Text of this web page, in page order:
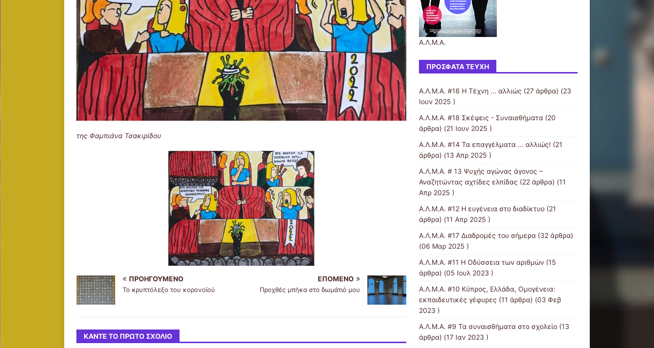
της Φαμπιάνα Τσακιρίδου
ΠΡΟΗΓΟΎΜΕΝΟ
Το κρυπτόλεξο του κορονοϊού
ΕΠΌΜΕΝΟ
Προχθές μπήκα στο δωμάτιό μου
ΚΆΝΤΕ ΤΟ ΠΡΏΤΟ ΣΧΌΛΙΟ
Α.Λ.Μ.Α.
ΠΡΌΣΦΑΤΑ ΤΕΎΧΗ
Α.Λ.Μ.Α. #16 Η Τέχνη ... αλλιώς (27 άρθρα) (23
Ιουν 2025 )
Α.Λ.Μ.Α. #18 Σκέψεις - Συναισθήματα (20
άρθρα) (21 Ιουν 2025 )
Α.Λ.Μ.Α. #14 Τα επαγγέλματα ... αλλιώς! (21
άρθρα) (13 Απρ 2025 )
Α.Λ.Μ.Α. # 13 Ψυχής αγώνας άγονος –
Αναζητώντας αχτίδες ελπίδας (22 άρθρα) (11
Απρ 2025 )
Α.Λ.Μ.Α. #12 Η ευγένεια στο διαδίκτυο(21
άρθρα) (11 Απρ 2025 )
Α.Λ.Μ.Α. #17 Διαδρομές του σήμερα (32 άρθρα)
(06 Μαρ 2025 )
Α.Λ.Μ.Α. #11 Η Οδύσσεια των αριθμών(15
άρθρα) (05 Ιουλ 2023 )
Α.Λ.Μ.Α. #10 Κύπρος, Ελλάδα, Ομογένεια:
εκπαιδευτικές γέφυρες (11 άρθρα) (03 Φεβ
2023 )
Α.Λ.Μ.Α. #9 Τα συναισθήματα στο σχολείο(13
άρθρα) (17 Ιαν 2023 )